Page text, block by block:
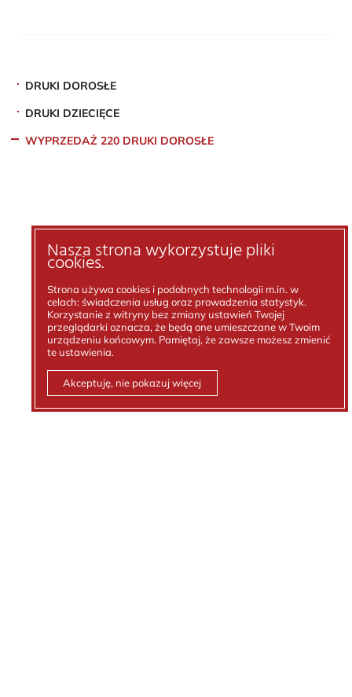
DRUKI DOROSŁE
DRUKI DZIECIĘCE
WYPRZEDAŻ 220 DRUKI DOROSŁE
Nasza strona wykorzystuje pliki
cookies.
Strona używa cookies i podobnych technologii m.in. w
celach: świadczenia usług oraz prowadzenia statystyk.
Korzystanie z witryny bez zmiany ustawień Twojej
przeglądarki oznacza, że będą one umieszczane w Twoim
urządzeniu końcowym. Pamiętaj, że zawsze możesz zmienić
te ustawienia.
Akceptuję, nie pokazuj więcej